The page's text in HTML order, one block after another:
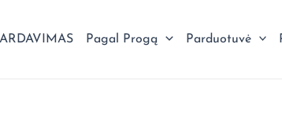
Pagal Progą Parduotuvė